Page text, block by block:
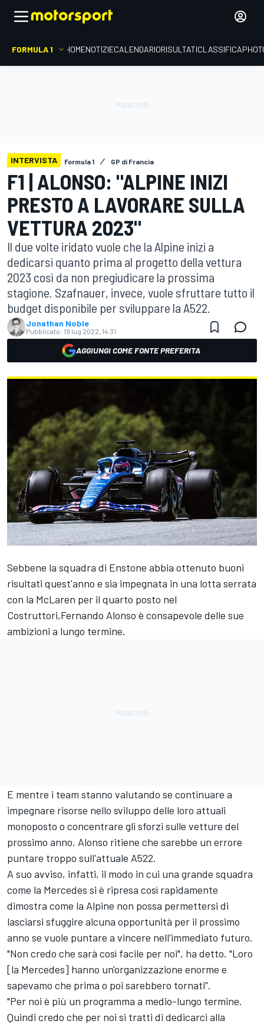
FORMULA 1 HOMENOTIZIECALENDARIORISULTATICLASSIFICA
INTERVISTA Formula 1 GP di Francia
F1 | ALONSO: "ALPINE INIZI
PRESTO A LAVORARE SULLA
VETTURA 2023"
Il due volte iridato vuole che la Alpine inizi a
dedicarsi quanto prima al progetto della vettura
2023 così da non pregiudicare la prossima
stagione. Szafnauer, invece, vuole sfruttare tutto il
budget disponibile per sviluppare la A522.
Jonathan Noble
Pubblicato: 19 lug 2022, 14:31
AGGIUNGI COME FONTE PREFERITA
Sebbene la squadra di Enstone abbia ottenuto buoni
risultati quest'anno e sia impegnata in una lotta serrata
con la McLaren per il quarto posto nel
Costruttori,Fernando Alonso è consapevole delle sue
ambizioni a lungo termine.
E mentre i team stanno valutando se continuare a
impegnare risorse nello sviluppo delle loro attuali
monoposto o concentrare gli sforzi sulle vetture del
prossimo anno, Alonso ritiene che sarebbe un errore
puntare troppo sull'attuale A522.
A suo avviso, infatti, il modo in cui una grande squadra
come la Mercedes si è ripresa così rapidamente
dimostra come la Alpine non possa permettersi di
lasciarsi sfuggire alcuna opportunità per il prossimo
anno se vuole puntare a vincere nell’immediato futuro.
"Non credo che sarà così facile per noi", ha detto. "Loro
[la Mercedes] hanno un'organizzazione enorme e
sapevamo che prima o poi sarebbero tornati”.
"Per noi è più un programma a medio-lungo termine.
Quindi credo che per noi si tratti di dedicarci alla